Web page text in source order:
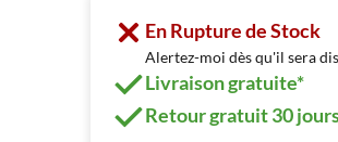
En Rupture de Stock
Alertez-moi dès qu'il sera
Livraison gratuite*
Retour gratuit 30